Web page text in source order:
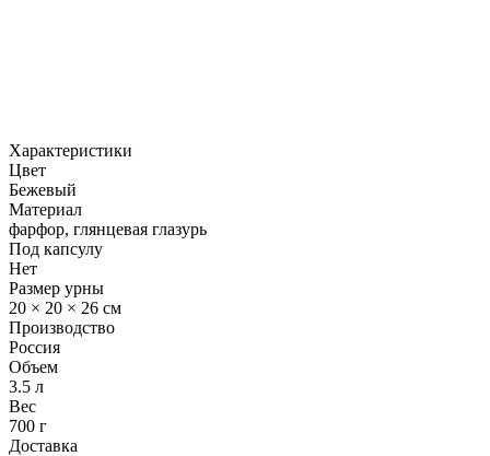
Характеристики
Цвет
Бежевый
Материал
фарфор, глянцевая глазурь
Под капсулу
Нет
Размер урны
20 × 20 × 26 см
Производство
Россия
Объем
3.5 л
Вес
700 г
Доставка